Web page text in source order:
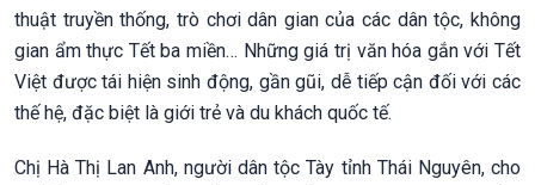
thuật truyền thống, trò chơi dân gian của các dân tộc, không
gian ẩm thực Tết ba miền… Những giá trị văn hóa gắn với Tết
Việt được tái hiện sinh động, gần gũi, dễ tiếp cận đối với các
thế hệ, đặc biệt là giới trẻ và du khách quốc tế.
Chị Hà Thị Lan Anh, người dân tộc Tày tỉnh Thái Nguyên, cho